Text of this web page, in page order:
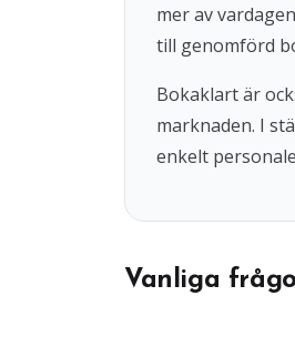
mer av
till genomförd
Bokaklart är
marknaden. I
enkelt
Vanliga